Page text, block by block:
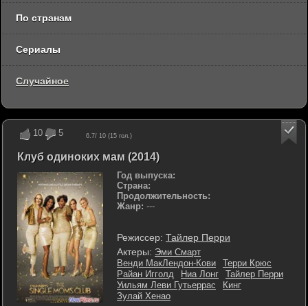
10 5 6.7/ 10 (15 гол.)
Клуб одиноких мам (2014)
Год выпуска:
Страна:
Продолжительность:
Жанр: ---
Режиссер: Тайлер Перри
Актеры: Эми Смарт
Венди МакЛендон-Кови
Терри Крюс
Райан Игголд
Ниа Лонг
Тайлер Перри
Уильям Леви Гутьеррас
Кинг
Зулай Хенао
По странам
Сериалы
Случайное